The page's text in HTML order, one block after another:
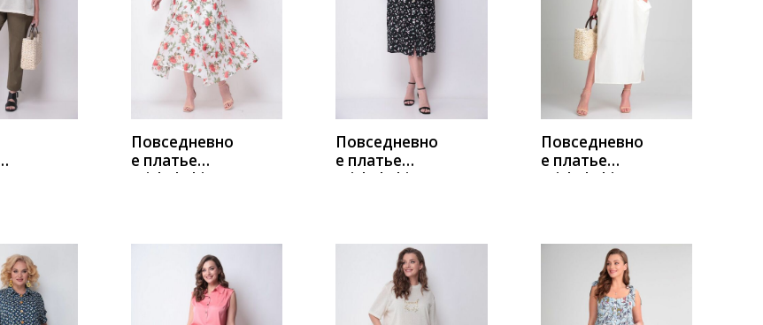
Повседневно
е платье
Michel Chic
КУПИТЬ
Повседневно
е платье
Michel Chic
КУПИТЬ
Повседневно
е платье
Michel Chic
КУПИТЬ